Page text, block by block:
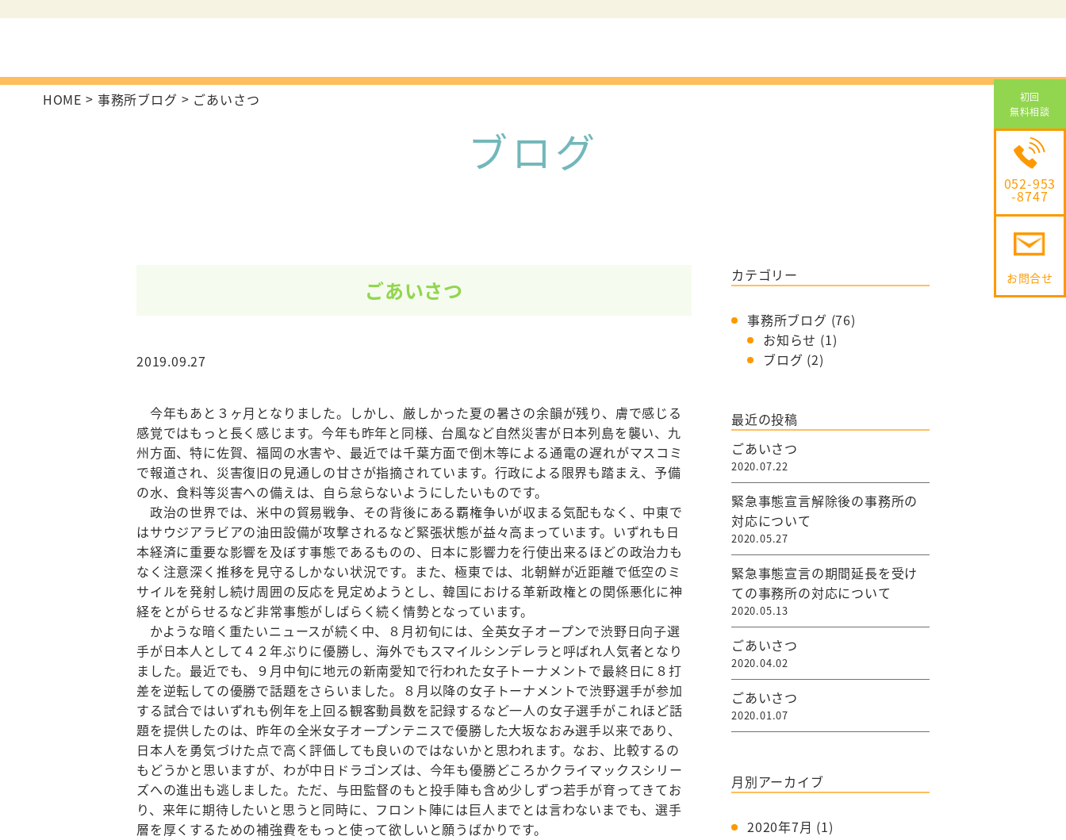
事業所紹介
相続・遺言・
離婚問題
HOME 事務所ブログ ごあいさつ
ブログ
ごあいさつ
2019.09.27
今年もあと３ヶ月となりました。しかし、厳しかった夏の暑さの余韻が残り、膚で感じる
感覚ではもっと長く感じます。今年も昨年と同様、台風など自然災害が日本列島を襲い、九
州方面、特に佐賀、福岡の水害や、最近では千葉方面で倒木等による通電の遅れがマスコミ
で報道され、災害復旧の見通しの甘さが指摘されています。行政による限界も踏まえ、予備
の水、食料等災害への備えは、自ら怠らないようにしたいものです。
政治の世界では、米中の貿易戦争、その背後にある覇権争いが収まる気配もなく、中東で
はサウジアラビアの油田設備が攻撃されるなど緊張状態が益々高まっています。いずれも日
本経済に重要な影響を及ぼす事態であるものの、日本に影響力を行使出来るほどの政治力も
なく注意深く推移を見守るしかない状況です。また、極東では、北朝鮮が近距離で低空のミ
サイルを発射し続け周囲の反応を見定めようとし、韓国における革新政権との関係悪化に神
経をとがらせるなど非常事態がしばらく続く情勢となっています。
かような暗く重たいニュースが続く中、８月初旬には、全英女子オープンで渋野日向子選
手が日本人として４２年ぶりに優勝し、海外でもスマイルシンデレラと呼ばれ人気者となり
ました。最近でも、９月中旬に地元の新南愛知で行われた女子トーナメントで最終日に８打
差を逆転しての優勝で話題をさらいました。８月以降の女子トーナメントで渋野選手が参加
する試合ではいずれも例年を上回る観客動員数を記録するなど一人の女子選手がこれほど話
題を提供したのは、昨年の全米女子オープンテニスで優勝した大坂なおみ選手以来であり、
日本人を勇気づけた点で高く評価しても良いのではないかと思われます。なお、比較するの
もどうかと思いますが、わが中日ドラゴンズは、今年も優勝どころかクライマックスシリー
ズへの進出も逃しました。ただ、与田監督のもと投手陣も含め少しずつ若手が育ってきてお
り、来年に期待したいと思うと同時に、フロント陣には巨人までとは言わないまでも、選手
層を厚くするための補強費をもっと使って欲しいと願うばかりです。
カテゴリー
事務所ブログ (76)
お知らせ (1)
ブログ (2)
最近の投稿
ごあいさつ
2020.07.22
緊急事態宣言解除後の事務所の
対応について
2020.05.27
緊急事態宣言の期間延長を受け
ての事務所の対応について
2020.05.13
ごあいさつ
2020.04.02
ごあいさつ
2020.01.07
月別アーカイブ
2020年7月 (1)
初回
無料相談
052-953
-8747
お問合せ